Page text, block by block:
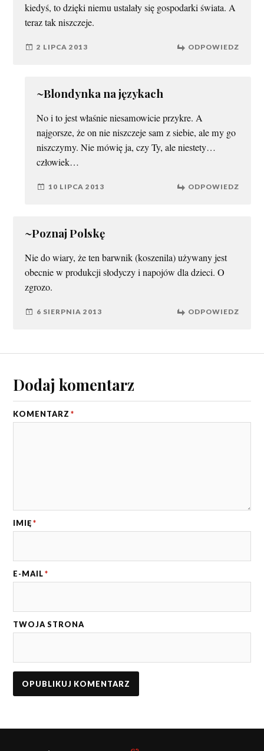
kiedyś, to dzięki niemu ustalały się gospodarki świata. A
teraz tak niszczeje.
2 LIPCA 2013 ODPOWIEDZ
~Blondynka na językach
No i to jest właśnie niesamowicie przykre. A
najgorsze, że on nie niszczeje sam z siebie, ale my go
niszczymy. Nie mówię ja, czy Ty, ale niestety…
człowiek…
10 LIPCA 2013 ODPOWIEDZ
~Poznaj Polskę
Nie do wiary, że ten barwnik (koszenila) używany jest
obecnie w produkcji słodyczy i napojów dla dzieci. O
zgrozo.
6 SIERPNIA 2013 ODPOWIEDZ
Dodaj komentarz
KOMENTARZ *
IMIĘ *
E-MAIL *
TWOJA STRONA